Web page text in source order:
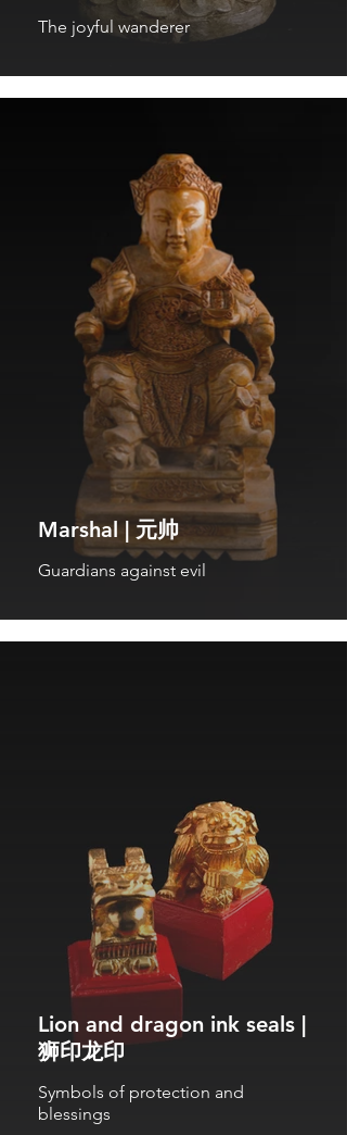
The joyful wanderer
Marshal | 元帅
Guardians against evil
Lion and dragon ink seals |
狮印龙印
Symbols of protection and
blessings